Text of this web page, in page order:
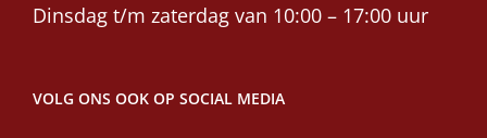
Dinsdag t/m zaterdag van 10:00 – 17:00 uur
VOLG ONS OOK OP SOCIAL MEDIA